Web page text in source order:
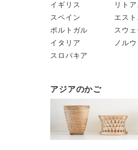
イギリス
リト
スペイン
エスト
ポルトガル
スウ
イタリア
ノル
スロバキア
アジアのかご